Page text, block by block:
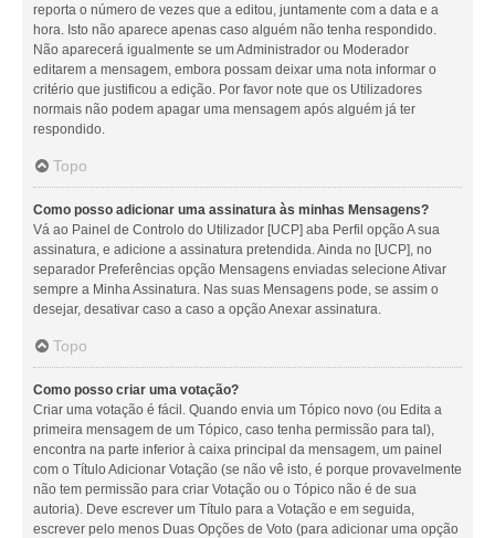
reporta o número de vezes que a editou, juntamente com a data e a
hora. Isto não aparece apenas caso alguém não tenha respondido.
Não aparecerá igualmente se um Administrador ou Moderador
editarem a mensagem, embora possam deixar uma nota informar o
critério que justificou a edição. Por favor note que os Utilizadores
normais não podem apagar uma mensagem após alguém já ter
respondido.
Topo
Como posso adicionar uma assinatura às minhas Mensagens?
Vá ao Painel de Controlo do Utilizador [UCP] aba Perfil opção A sua
assinatura, e adicione a assinatura pretendida. Ainda no [UCP], no
separador Preferências opção Mensagens enviadas selecione Ativar
sempre a Minha Assinatura. Nas suas Mensagens pode, se assim o
desejar, desativar caso a caso a opção Anexar assinatura.
Topo
Como posso criar uma votação?
Criar uma votação é fácil. Quando envia um Tópico novo (ou Edita a
primeira mensagem de um Tópico, caso tenha permissão para tal),
encontra na parte inferior à caixa principal da mensagem, um painel
com o Título Adicionar Votação (se não vê isto, é porque provavelmente
não tem permissão para criar Votação ou o Tópico não é de sua
autoria). Deve escrever um Título para a Votação e em seguida,
escrever pelo menos Duas Opções de Voto (para adicionar uma opção